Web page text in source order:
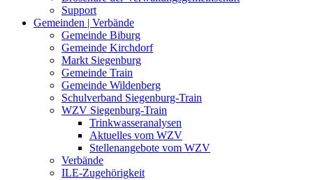
Support
Gemeinden | Verbände
Gemeinde Biburg
Gemeinde Kirchdorf
Markt Siegenburg
Gemeinde Train
Gemeinde Wildenberg
Schulverband Siegenburg-Train
WZV Siegenburg-Train
Trinkwasseranalysen
Aktuelles vom WZV
Stellenangebote vom WZV
Verbände
ILE-Zugehörigkeit